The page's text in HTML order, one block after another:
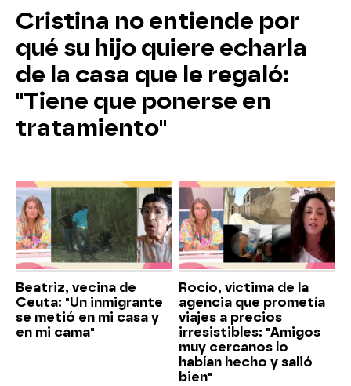
Cristina no entiende por
qué su hijo quiere echarla
de la casa que le regaló:
"Tiene que ponerse en
tratamiento"
Beatriz, vecina de
Ceuta: "Un inmigrante
se metió en mi casa y
en mi cama"
Rocío, víctima de la
agencia que prometía
viajes a precios
irresistibles: "Amigos
muy cercanos lo
habían hecho y salió
bien"